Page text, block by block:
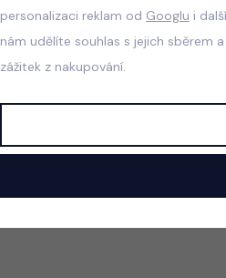
Žádný produkt
personalizaci reklam od Googlu i
nám udělíte souhlas s jejich sběrem
zážitek z nakupování.